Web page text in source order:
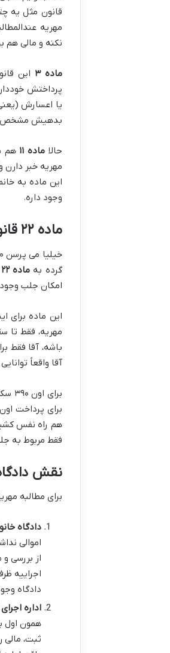
قانون مثل یه
مهریه
نکنه و مالی هم
ماده ۳
این
پرداختش
یا اعسارش
بدهیش مشخص
حالاماده ۱۱
مهریه خبر دارن
این ماده به
وجود داره.
ماده ۲۲ قانون حمایت خانواده: اون محدودیت ۱۱۰ سکه از کجا اومد؟
گرده بهماده ۲۲ قانون حمایت خانواده
امکان جلب
این ماده برای
آقا واقعاً توانایی پرداخت
برای اون ۳۹۰ سکه باقی مونده، پرداخت به صورت
برای پرداخت
فقط مربوط به
نقش
برای مطالبه
دادگاه
اموالی
از بررسی
اجراییه
دادگاه
اداره
همون اول
ثبت، مالی